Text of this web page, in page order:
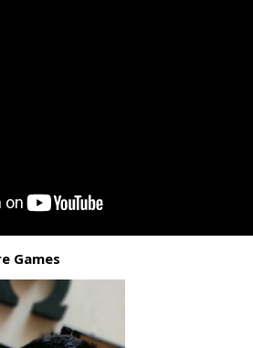
Games